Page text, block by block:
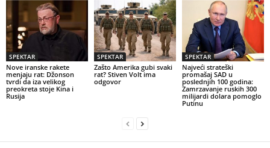
SPEKTAR
Nove iranske rakete
menjaju rat: Džonson
tvrdi da iza velikog
preokreta stoje Kina i
Rusija
SPEKTAR
Zašto Amerika gubi svaki
rat? Stiven Volt ima
odgovor
SPEKTAR
Najveći strateški
promašaj SAD u
poslednjih 100 godina:
Zamrzavanje ruskih 300
milijardi dolara pomoglo
Putinu